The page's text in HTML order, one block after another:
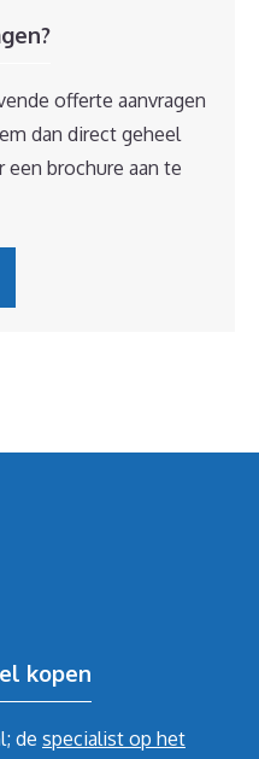
offerte aanvragen
dan direct geheel
brochure aan te
kopen
de specialist op het